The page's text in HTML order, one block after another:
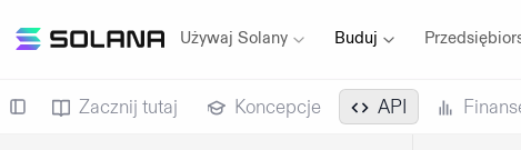
Używaj Solany Buduj
Zacznij tutaj Koncepcje API